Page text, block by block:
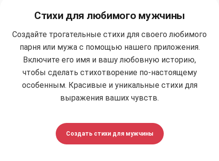
Стихи для любимого мужчины
Создайте трогательные стихи для своего любимого
парня или мужа с помощью нашего приложения.
Включите его имя и вашу любовную историю,
чтобы сделать стихотворение по-настоящему
особенным. Красивые и уникальные стихи для
выражения ваших чувств.
Создать стихи для мужчины